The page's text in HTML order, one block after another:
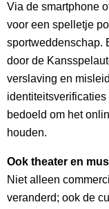
Via de smartphone
voor een spelletje
sportweddenschap.
door de
verslaving en
bedoeld om het
houden.
Ook theater en
Niet alleen
veranderd; ook de